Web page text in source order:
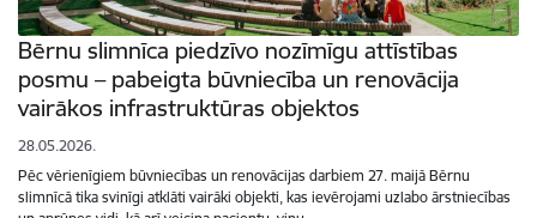
Bērnu slimnīca piedzīvo nozīmīgu attīstības
posmu – pabeigta būvniecība un renovācija
vairākos infrastruktūras objektos
28.05.2026.
Pēc vērienīgiem būvniecības un renovācijas darbiem 27. maijā Bērnu
slimnīcā tika svinīgi atklāti vairāki objekti, kas ievērojami uzlabo ārstniecības